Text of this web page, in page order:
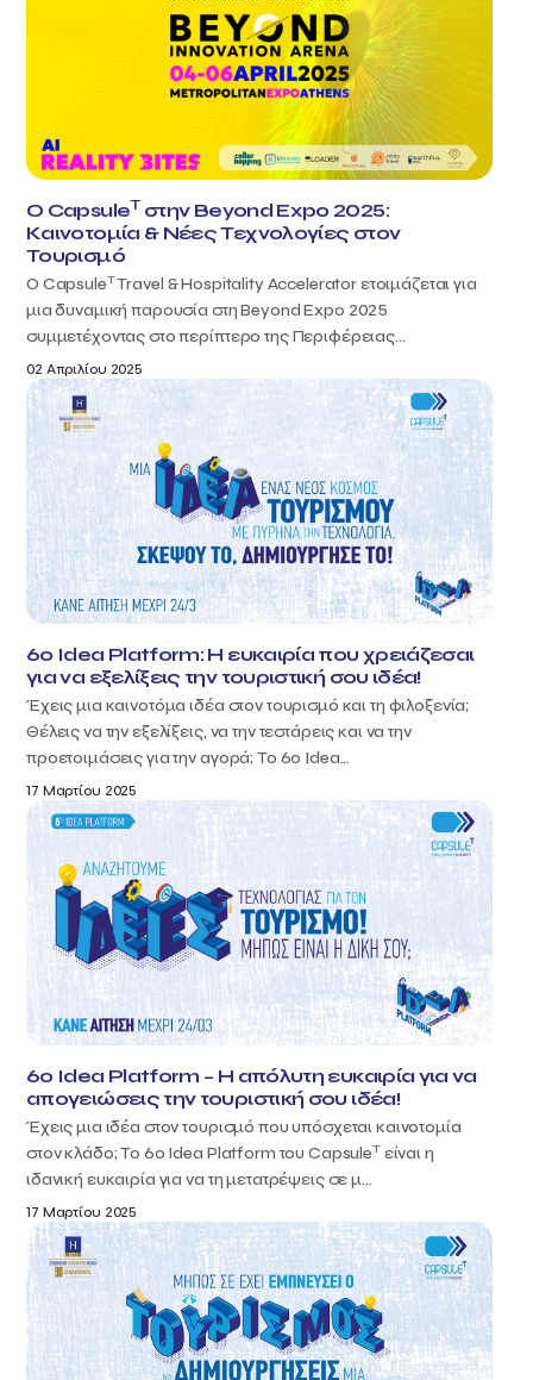
Ο CapsuleTστην Beyond Expo 2025:
Καινοτομία & Νέες Τεχνολογίες στον
Τουρισμό
Ο CapsuleTTravel & Hospitality Accelerator ετοιμάζεται για
μια δυναμική παρουσία στη Beyond Expo 2025
συμμετέχοντας στο περίπτερο της Περιφέρειας...
02 Απριλίου 2025
6ο Idea Platform: Η ευκαιρία που χρειάζεσαι
για να εξελίξεις την τουριστική σου ιδέα!
Έχεις μια καινοτόμα ιδέα στον τουρισμό και τη φιλοξενία;
Θέλεις να την εξελίξεις, να την τεστάρεις και να την
προετοιμάσεις για την αγορά; Το 6ο Idea...
17 Μαρτίου 2025
6ο Idea Platform – Η απόλυτη ευκαιρία για να
απογειώσεις την τουριστική σου ιδέα!
Έχεις μια ιδέα στον τουρισμό που υπόσχεται καινοτομία
στον κλάδο; Το 6ο Idea Platform του CapsuleTείναι η
ιδανική ευκαιρία για να τη μετατρέψεις σε μ...
17 Μαρτίου 2025